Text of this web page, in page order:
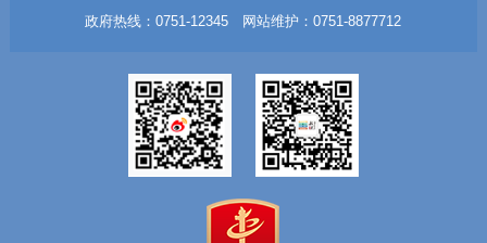
政府热线：0751-12345 网站维护：0751-8877712